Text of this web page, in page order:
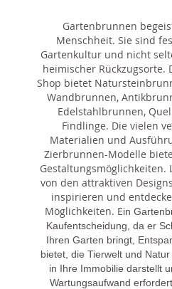
Gartenbrunnen
Menschheit. Sie sind
Gartenkultur und nicht
heimischer Rückzugsorte.
Shop bietet
Wandbrunnen,
Edelstahlbrunnen,
Findlinge. Die vielen
Materialien und
Zierbrunnen-Modelle
Gestaltungsmöglichkeiten.
von den attraktiven
inspirieren und
Möglichkeiten. Ein
Kaufentscheidung, da er
Ihren Garten bringt,
bietet, die Tierwelt und
in Ihre Immobilie darstellt
Wartungsaufwand